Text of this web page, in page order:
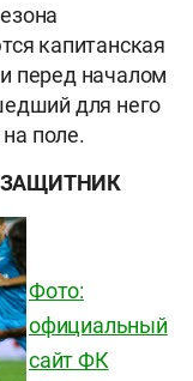
капитанская
перед началом
для него
поле.
Фото:
официальный
сайт ФК